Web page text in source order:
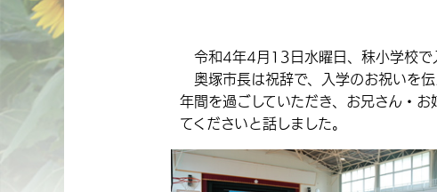
令和4年4月13日水曜日、秣小学校で
奥塚市長は祝辞で、入学のお祝いを
年間を過ごしていただき、お兄さん・
てくださいと話しました。